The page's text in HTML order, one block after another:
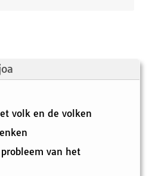
volk en de volken
van het